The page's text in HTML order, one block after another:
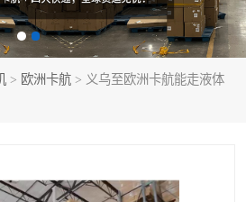
> 欧洲卡航 > 义乌至欧洲卡航能走液体
到门
到